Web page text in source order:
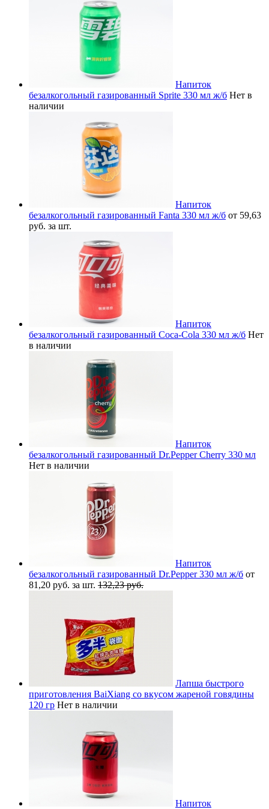
Напиток
безалкогольный газированный Sprite 330 мл ж/б Нет в
наличии
Напиток
безалкогольный газированный Fanta 330 мл ж/б от 59,63
руб. за шт.
Напиток
безалкогольный газированный Coca-Cola 330 мл ж/б Нет
в наличии
Напиток
безалкогольный газированный Dr.Pepper Cherry 330 мл
Нет в наличии
Напиток
безалкогольный газированный Dr.Pepper 330 мл ж/б от
81,20 руб. за шт. 132,23 руб.
Лапша быстрого
приготовления BaiXiang со вкусом жареной говядины
120 гр Нет в наличии
Напиток